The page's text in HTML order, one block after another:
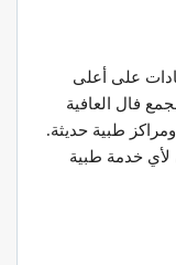
على أعلى
فال العافية
طبية حديثة.
لأي خدمة طبية